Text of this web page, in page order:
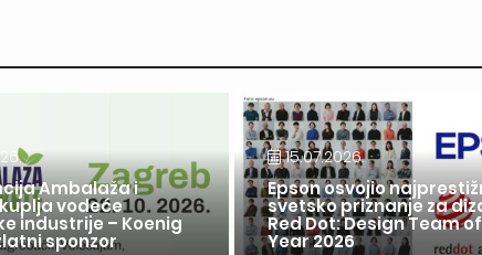
Ambalaža i
vodeće
industrije – Koenig
sponzor
15.07.2026.
Epson osvojio
svetsko priznanje za
Red Dot: Design Team
Year 2026